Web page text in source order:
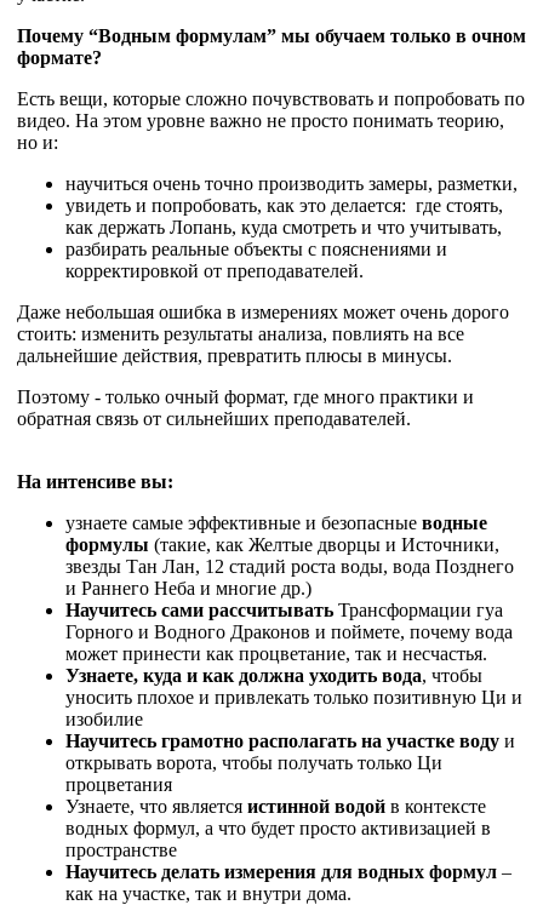
Почему “Водным формулам” мы обучаем только в очном
формате?
Есть вещи, которые сложно почувствовать и попробовать по
видео. На этом уровне важно не просто понимать теорию,
но и:
научиться очень точно производить замеры, разметки,
увидеть и попробовать, как это делается: где стоять,
как держать Лопань, куда смотреть и что учитывать,
разбирать реальные объекты с пояснениями и
корректировкой от преподавателей.
Даже небольшая ошибка в измерениях может очень дорого
стоить: изменить результаты анализа, повлиять на все
дальнейшие действия, превратить плюсы в минусы.
Поэтому - только очный формат, где много практики и
обратная связь от сильнейших преподавателей.
На интенсиве вы:
узнаете самые эффективные и безопасные водные
формулы (такие, как Желтые дворцы и Источники,
звезды Тан Лан, 12 стадий роста воды, вода Позднего
и Раннего Неба и многие др.)
Научитесь сами рассчитывать Трансформации гуа
Горного и Водного Драконов и поймете, почему вода
может принести как процветание, так и несчастья.
Узнаете, куда и как должна уходить вода, чтобы
уносить плохое и привлекать только позитивную Ци и
изобилие
Научитесь грамотно располагать на участке воду и
открывать ворота, чтобы получать только Ци
процветания
Узнаете, что является истинной водой в контексте
водных формул, а что будет просто активизацией в
пространстве
Научитесь делать измерения для водных формул –
как на участке, так и внутри дома.